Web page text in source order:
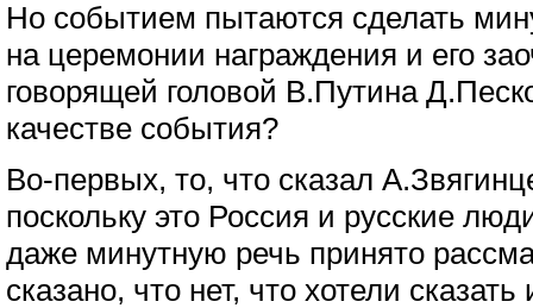
Но событием пытаются сделать
на церемонии награждения и его
говорящей головой В.Путина
качестве события?
Во-первых, то, что сказал
поскольку это Россия и русские
даже минутную речь принято
сказано, что нет, что хотели